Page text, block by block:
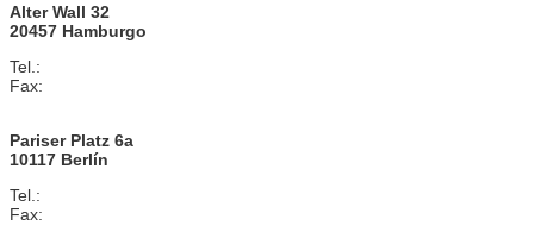
Alter Wall 32
20457 Hamburgo
Tel.:
Fax:
Pariser Platz 6a
10117 Berlín
Tel.:
Fax: